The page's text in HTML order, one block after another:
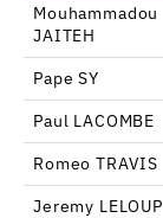
Mouhammadou
JAITEH
Pape SY
Paul LACOMBE
Romeo TRAVIS
Jeremy LELOUP